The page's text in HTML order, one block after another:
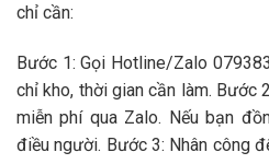
chỉ cần:
Bước 1: Gọi Hotline/Zalo
chỉ kho, thời gian cần làm. Bước
miễn phí qua Zalo. Nếu bạn
điều người. Bước 3: Nhân công